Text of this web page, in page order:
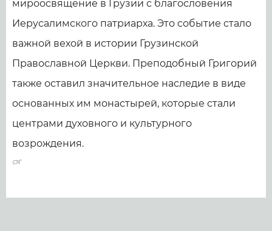
мироосвящение в Грузии с благословения
Иерусалимского патриарха. Это событие стало
важной вехой в истории Грузинской
Православной Церкви. Преподобный Григорий
также оставил значительное наследие в виде
основанных им монастырей, которые стали
центрами духовного и культурного
возрождения.